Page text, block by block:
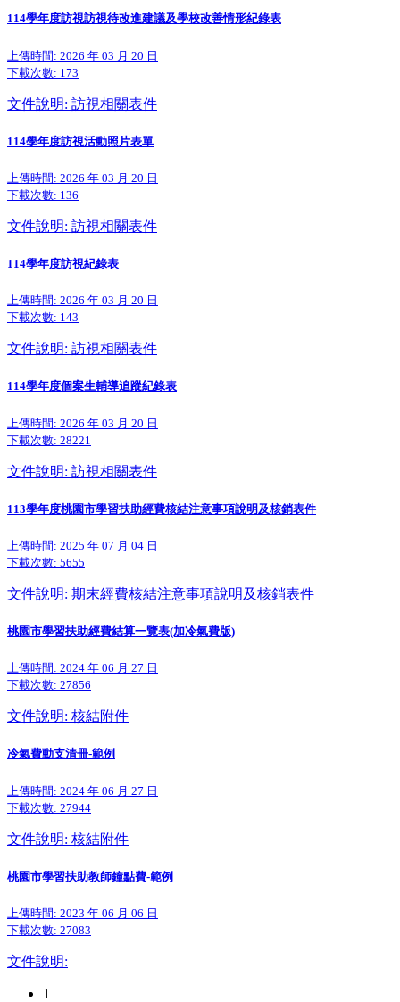
114學年度訪視訪視待改進建議及學校改善情形紀錄表
上傳時間: 2026 年 03 月 20 日
下載次數: 173
文件說明: 訪視相關表件
114學年度訪視活動照片表單
上傳時間: 2026 年 03 月 20 日
下載次數: 136
文件說明: 訪視相關表件
114學年度訪視紀錄表
上傳時間: 2026 年 03 月 20 日
下載次數: 143
文件說明: 訪視相關表件
114學年度個案生輔導追蹤紀錄表
上傳時間: 2026 年 03 月 20 日
下載次數: 28221
文件說明: 訪視相關表件
113學年度桃園市學習扶助經費核結注意事項說明及核銷表件
上傳時間: 2025 年 07 月 04 日
下載次數: 5655
文件說明: 期末經費核結注意事項說明及核銷表件
桃園市學習扶助經費結算一覽表(加冷氣費版)
上傳時間: 2024 年 06 月 27 日
下載次數: 27856
文件說明: 核結附件
冷氣費動支清冊-範例
上傳時間: 2024 年 06 月 27 日
下載次數: 27944
文件說明: 核結附件
桃園市學習扶助教師鐘點費-範例
上傳時間: 2023 年 06 月 06 日
下載次數: 27083
文件說明:
1